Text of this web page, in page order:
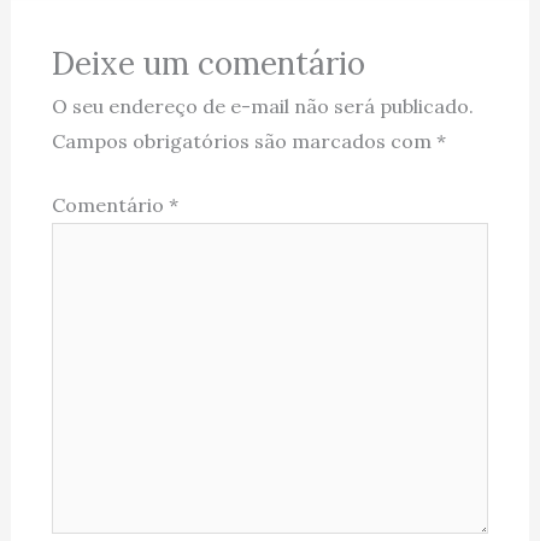
Deixe um comentário
O seu endereço de e-mail não será publicado.
Campos obrigatórios são marcados com *
Comentário *